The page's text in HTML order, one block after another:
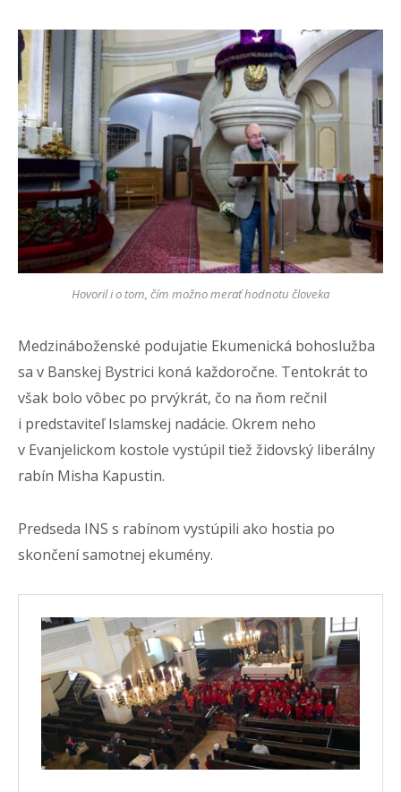
Hovoril i o tom, čím možno merať hodnotu človeka
Medzináboženské podujatie Ekumenická bohoslužba
sa v Banskej Bystrici koná každoročne. Tentokrát to
však bolo vôbec po prvýkrát, čo na ňom rečnil
i predstaviteľ Islamskej nadácie. Okrem neho
v Evanjelickom kostole vystúpil tiež židovský liberálny
rabín Misha Kapustin.
Predseda INS s rabínom vystúpili ako hostia po
skončení samotnej ekumény.